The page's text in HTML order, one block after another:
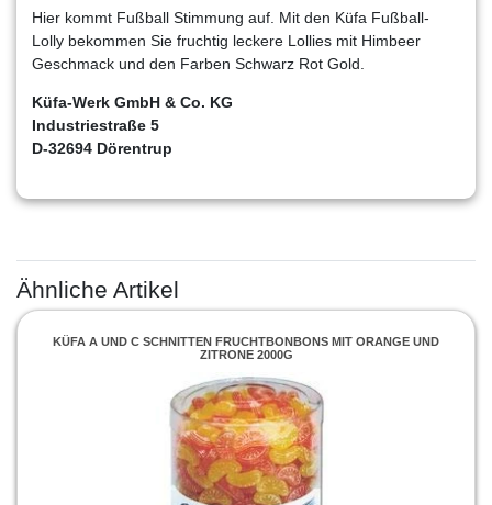
Hier kommt Fußball Stimmung auf. Mit den Küfa Fußball-
Lolly bekommen Sie fruchtig leckere Lollies mit Himbeer
Geschmack und den Farben Schwarz Rot Gold.
Küfa-Werk GmbH & Co. KG
Industriestraße 5
D-32694 Dörentrup
Ähnliche Artikel
KÜFA A UND C SCHNITTEN FRUCHTBONBONS MIT ORANGE UND
ZITRONE 2000G